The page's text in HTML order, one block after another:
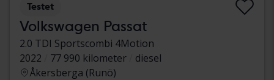
Testet
Volkswagen Passat
2.0 TDI Sportscombi 4Motion
2022
77 990 kilometer
diesel
Åkersberga (Runö)